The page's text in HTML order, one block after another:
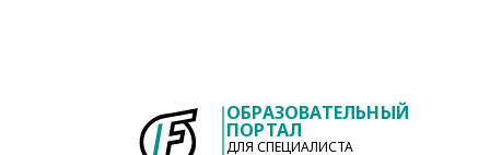
ОБРАЗОВАТЕЛЬНЫЙ
ПОРТАЛ
ДЛЯ СПЕЦИАЛИСТА